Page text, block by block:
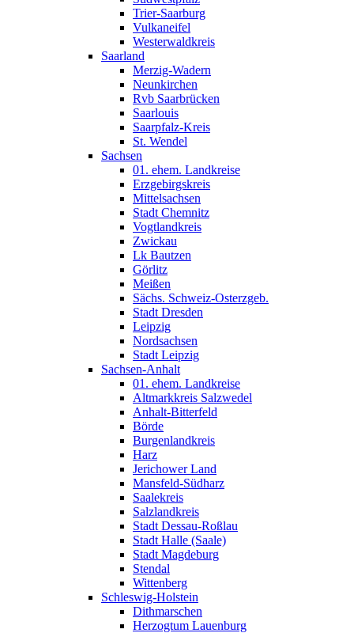
Trier-Saarburg
Vulkaneifel
Westerwaldkreis
Saarland
Merzig-Wadern
Neunkirchen
Rvb Saarbrücken
Saarlouis
Saarpfalz-Kreis
St. Wendel
Sachsen
01. ehem. Landkreise
Erzgebirgskreis
Mittelsachsen
Stadt Chemnitz
Vogtlandkreis
Zwickau
Lk Bautzen
Görlitz
Meißen
Sächs. Schweiz-Osterzgeb.
Stadt Dresden
Leipzig
Nordsachsen
Stadt Leipzig
Sachsen-Anhalt
01. ehem. Landkreise
Altmarkkreis Salzwedel
Anhalt-Bitterfeld
Börde
Burgenlandkreis
Harz
Jerichower Land
Mansfeld-Südharz
Saalekreis
Salzlandkreis
Stadt Dessau-Roßlau
Stadt Halle (Saale)
Stadt Magdeburg
Stendal
Wittenberg
Schleswig-Holstein
Dithmarschen
Herzogtum Lauenburg